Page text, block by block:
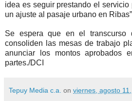
idea es seguir prestando el
un ajuste al pasaje urbano en
Se espera que en el
consoliden las mesas de trabajo
anunciar los montos aprobados
partes./DCI
Tepuy Media c.a. on viernes, agosto